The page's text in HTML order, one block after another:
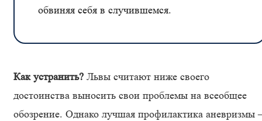
обвиняя себя в случившемся.
Как устранить? Львы считают ниже своего
достоинства выносить свои проблемы на всеобщее
обозрение. Однако лучшая профилактика аневризмы